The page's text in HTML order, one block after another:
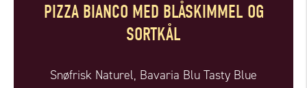
PIZZA BIANCO MED BLÅSKIMMEL OG
SORTKÅL
Snøfrisk Naturel, Bavaria Blu Tasty Blue